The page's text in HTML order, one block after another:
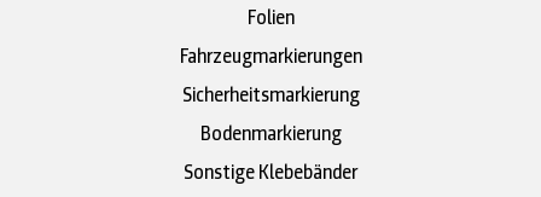
Folien
Fahrzeugmarkierungen
Sicherheitsmarkierung
Bodenmarkierung
Sonstige Klebebänder